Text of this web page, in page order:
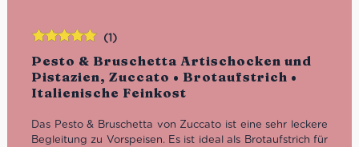
Pesto & Bruschetta Artischocken und
Pistazien, Zuccato • Brotaufstrich •
Italienische Feinkost
(1)
Das Pesto & Bruschetta von Zuccato ist eine sehr leckere
Begleitung zu Vorspeisen. Es ist ideal als Brotaufstrich für
mit5.00 von
5